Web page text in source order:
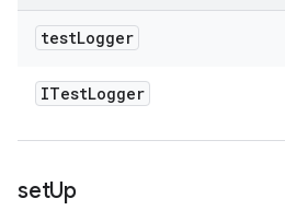
testLogger
ITestLogger
setUp